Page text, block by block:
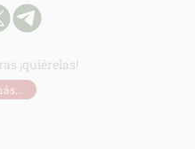
¡quiérelas!